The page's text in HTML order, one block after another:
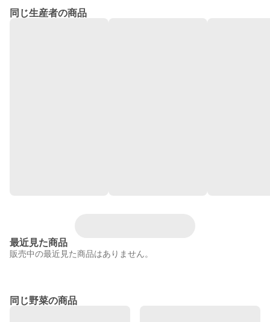
同じ生産者の商品
最近見た商品
販売中の最近見た商品はありません。
同じ野菜の商品